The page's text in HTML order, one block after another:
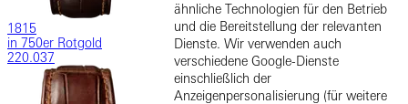
1815
in 750er Rotgold
220.037
ähnliche Technologien für den Betrieb
und die Bereitstellung der relevanten
Dienste. Wir verwenden auch
verschiedene Google-Dienste
einschließlich der
Anzeigenpersonalisierung (für weitere